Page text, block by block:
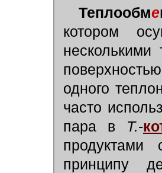
Теплообме
котором
одного
часто
пара в Т.-
продуктами
принципу